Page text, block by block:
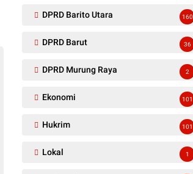
DPRD Barito Utara 160
DPRD Barut 36
DPRD Murung Raya 2
Ekonomi 101
Hukrim 101
Lokal 1